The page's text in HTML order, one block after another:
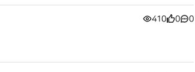
410 0 0